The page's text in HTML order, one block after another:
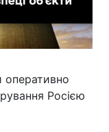
оперативно
Росією